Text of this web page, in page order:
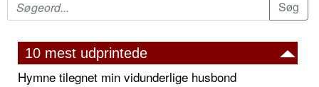
10 mest udprintede
Hymne tilegnet min vidunderlige husbond